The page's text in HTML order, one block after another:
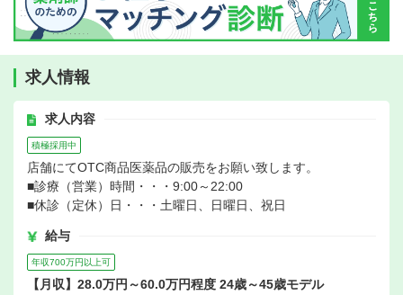
求人情報
求人内容
積極採用中
店舗にてOTC商品医薬品の販売をお願い致します。
■診療（営業）時間・・・9:00～22:00
■休診（定休）日・・・土曜日、日曜日、祝日
給与
年収700万円以上可
【月収】28.0万円～60.0万円程度 24歳～45歳モデル